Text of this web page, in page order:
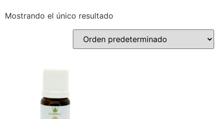
Mostrando el único resultado